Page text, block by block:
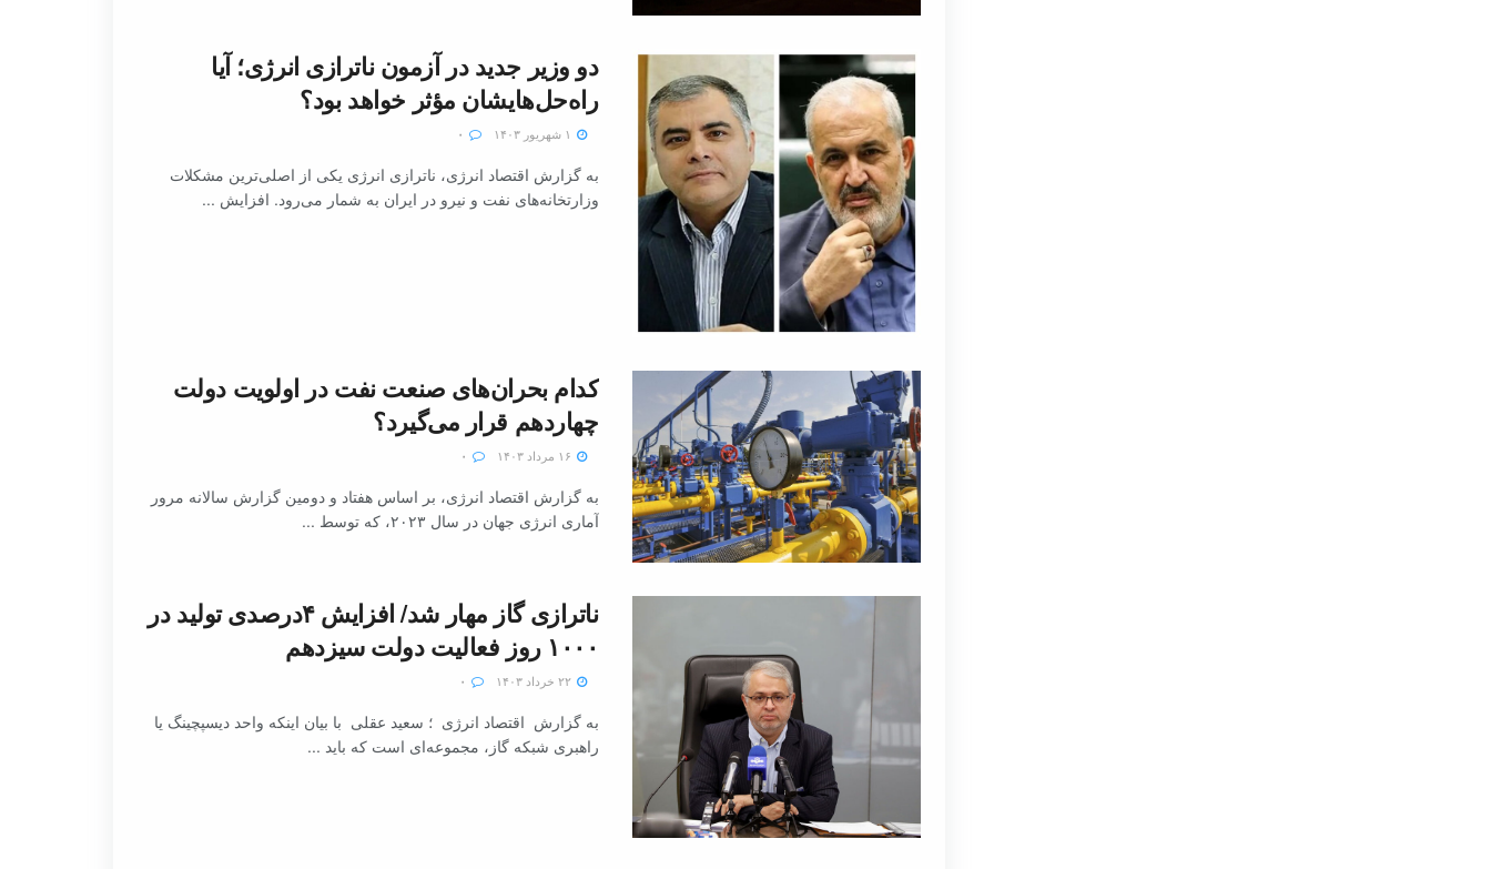
دو وزیر جدید در آزمون ناترازی انرژی؛ آیا
راه‌حل‌هایشان مؤثر خواهد بود؟
به گزارش اقتصاد انرژی، ناترازی انرژی یکی از اصلی‌ترین مشکلات
وزارتخانه‌های نفت و نیرو در ایران به شمار می‌رود. افزایش ...
کدام بحران‌های صنعت نفت در اولویت دولت
چهاردهم قرار می‌گیرد؟
به گزارش اقتصاد انرژی، بر اساس هفتاد و دومین گزارش سالانه مرور
آماری انرژی جهان در سال ۲۰۲۳، که توسط ...
ناترازی گاز مهار شد/ افزایش ۴درصدی تولید در
۱۰۰۰ روز فعالیت دولت سیزدهم
۲۲ خرداد ۱۴۰۳
به گزارش اقتصاد انرژی ؛ سعید عقلی با بیان اینکه واحد دیسپچینگ یا
راهبری شبکه گاز، مجموعه‌ای است که باید ...